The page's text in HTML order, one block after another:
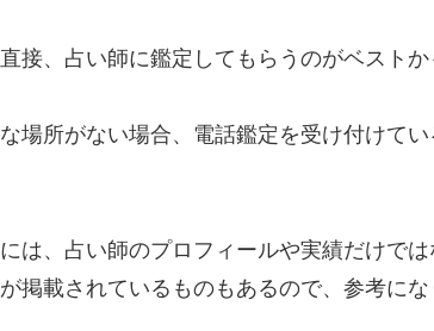
接、占い師に鑑定してもらうのがベストか
場所がない場合、電話鑑定を受け付けて
は、占い師のプロフィールや実績だけで
掲載されているものもあるので、参考にな